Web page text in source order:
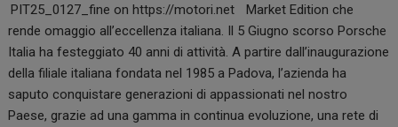
Market Edition che
rende omaggio all’eccellenza italiana. Il 5 Giugno scorso Porsche
Italia ha festeggiato 40 anni di attività. A partire dall’inaugurazione
della filiale italiana fondata nel 1985 a Padova, l’azienda ha
saputo conquistare generazioni di appassionati nel nostro
Paese, grazie ad una gamma in continua evoluzione, una rete di